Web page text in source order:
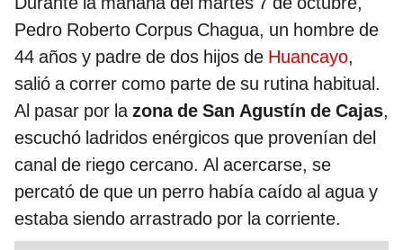
Pedro Roberto Corpus Chagua, un hombre de
44 años y padre de dos hijos de Huancayo,
salió a correr como parte de su rutina habitual.
Al pasar por lazona de San Agustín de Cajas,
escuchó ladridos enérgicos que provenían del
canal de riego cercano. Al acercarse, se
percató de que un perro había caído al agua y
estaba siendo arrastrado por la corriente.